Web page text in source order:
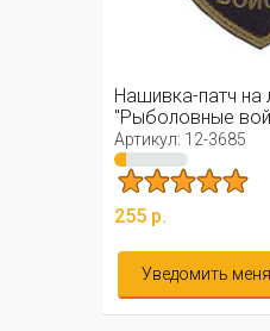
Нашивка-патч на
"Рыболовные
(олива)
Артикул: 12-3685
255 р.
Уведомить меня